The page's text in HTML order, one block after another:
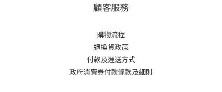
顧客服務
購物流程
退換貨政策
付款及運送方式
政府消費券付款條款及細則